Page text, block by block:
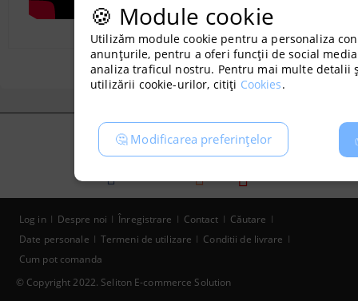
© Copyright 2022. Seliton E-commerce Solution
Log in Despre noi Înregistrare Contact
Căutare
Date personale
Termeni de utilizare
Conditii de livrare
Cum pot comanda
🍪 Module cookie
Utilizăm module cookie pentru a personaliza
anunțurile, pentru a oferi funcții de social
analiza traficul nostru. Pentru mai multe detalii
utilizării cookie-urilor, citiți Cookies.
🤔 Modificarea preferințelor